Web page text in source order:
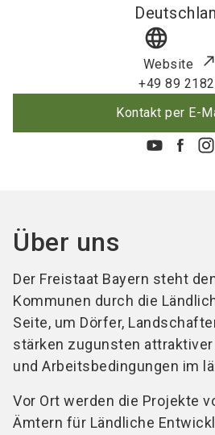
language
Website
+49 89
Kontakt per E-
Über uns
Der Freistaat Bayern steht
Kommunen durch die
Seite, um Dörfer,
stärken zugunsten attraktiver
und Arbeitsbedingungen im
Vor Ort werden die Projekte
Ämtern für Ländliche